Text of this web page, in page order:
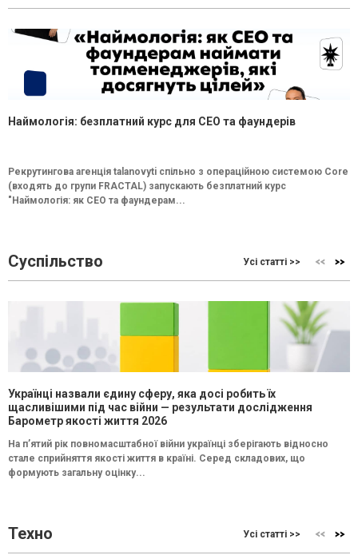
Наймологія: безплатний курс для CEO та фаундерів
Рекрутингова агенція talanovyti спільно з операційною системою Core
(входять до групи FRACTAL) запускають безплатний курс
"Наймологія: як СEO та фаундерам...
Суспільство Усі статті >>
Українці назвали єдину сферу, яка досі робить їх
щасливішими під час війни — результати дослідження
Барометр якості життя 2026
На п’ятий рік повномасштабної війни українці зберігають відносно
стале сприйняття якості життя в країні. Серед складових, що
формують загальну оцінку...
Техно Усі статті >>